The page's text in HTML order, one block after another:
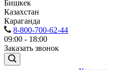
Бишкек
Казахстан
Караганда
8-800-700-62-44
09:00 - 18:00
Заказать звонок